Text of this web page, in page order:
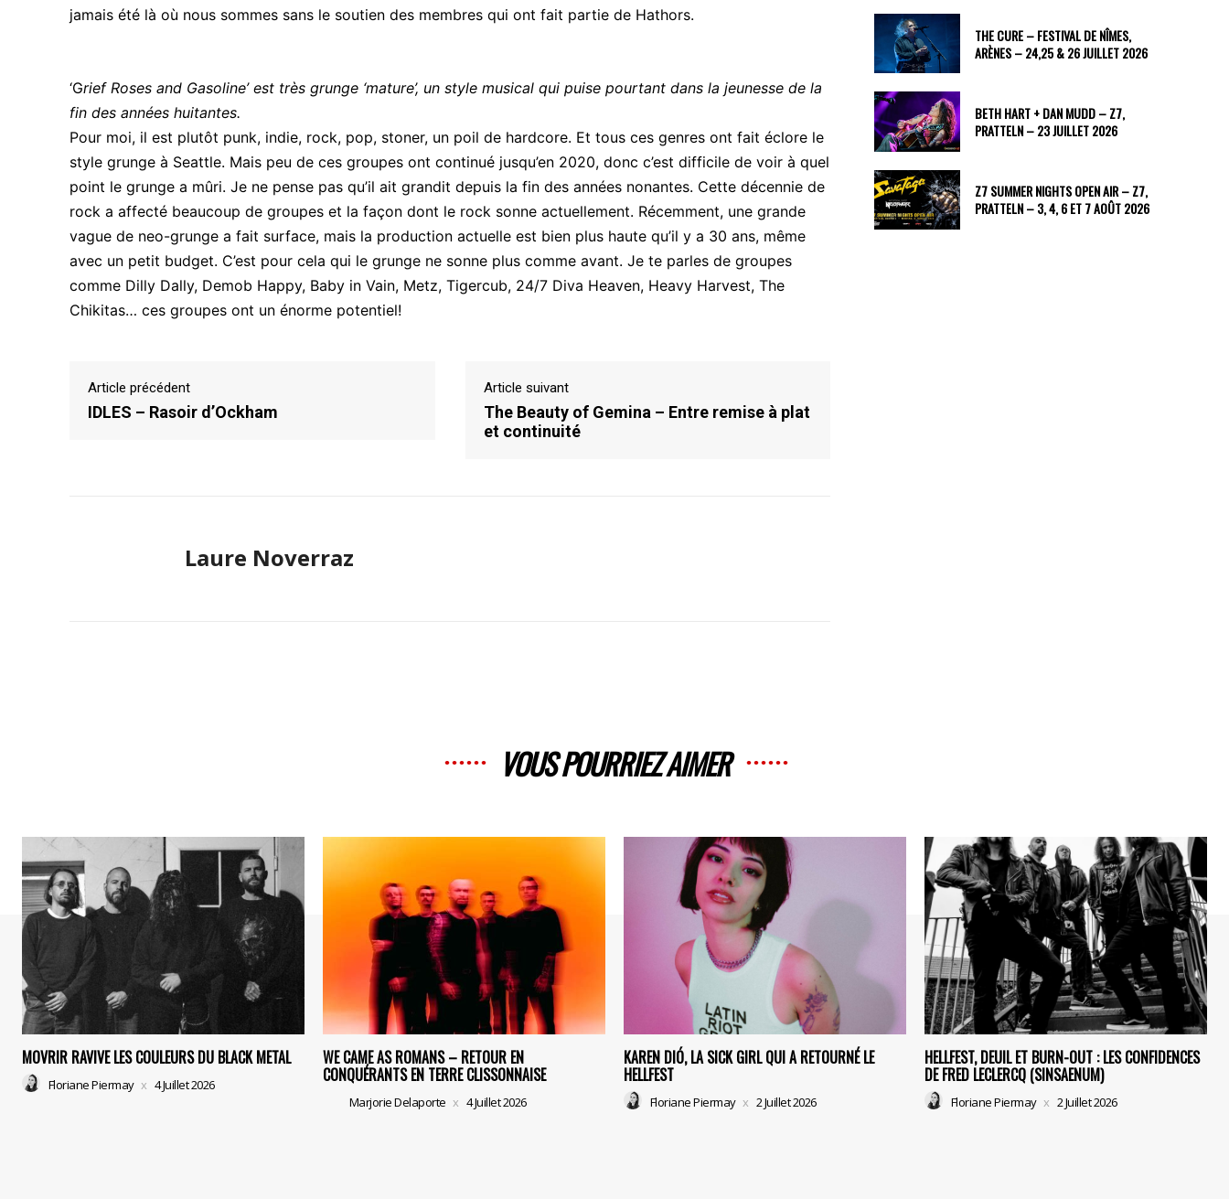
jamais été là où nous sommes sans le soutien des membres qui ont fait partie de Hathors.
‘Grief Roses and Gasoline’ est très grunge ‘mature’, un style musical qui puise pourtant dans la jeunesse de la
fin des années huitantes.
Pour moi, il est plutôt punk, indie, rock, pop, stoner, un poil de hardcore. Et tous ces genres ont fait éclore le
style grunge à Seattle. Mais peu de ces groupes ont continué jusqu’en 2020, donc c’est difficile de voir à quel
point le grunge a mûri. Je ne pense pas qu’il ait grandit depuis la fin des années nonantes. Cette décennie de
rock a affecté beaucoup de groupes et la façon dont le rock sonne actuellement. Récemment, une grande
vague de neo-grunge a fait surface, mais la production actuelle est bien plus haute qu’il y a 30 ans, même
avec un petit budget. C’est pour cela qui le grunge ne sonne plus comme avant. Je te parles de groupes
comme Dilly Dally, Demob Happy, Baby in Vain, Metz, Tigercub, 24/7 Diva Heaven, Heavy Harvest, The
Chikitas… ces groupes ont un énorme potentiel!
Article précédent
IDLES – Rasoir d’Ockham
Article suivant
The Beauty of Gemina – Entre remise à plat
et continuité
Laure Noverraz
THE CURE – FESTIVAL DE NÎMES,
ARÈNES – 24,25 & 26 JUILLET 2026
BETH HART + DAN MUDD – Z7,
PRATTELN – 23 JUILLET 2026
Z7 SUMMER NIGHTS OPEN AIR – Z7,
PRATTELN – 3, 4, 6 ET 7 AOÛT 2026
VOUS POURRIEZ AIMER
MOVRIR RAVIVE LES COULEURS DU BLACK METAL
Floriane Piermay 4 Juillet 2026
WE CAME AS ROMANS – RETOUR EN
CONQUÉRANTS EN TERRE CLISSONNAISE
Marjorie Delaporte 4 Juillet 2026
KAREN DIÓ, LA SICK GIRL QUI A RETOURNÉ LE
HELLFEST
Floriane Piermay 2 Juillet 2026
HELLFEST, DEUIL ET BURN-OUT : LES CONFIDENCES
DE FRED LECLERCQ (SINSAENUM)
Floriane Piermay 2 Juillet 2026